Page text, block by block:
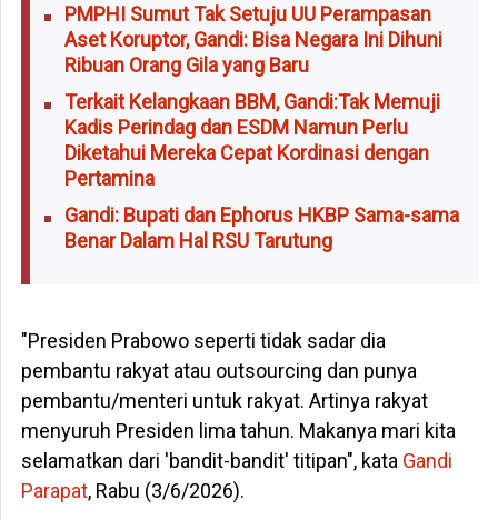
PMPHI Sumut Tak Setuju UU Perampasan
Aset Koruptor, Gandi: Bisa Negara Ini Dihuni
Ribuan Orang Gila yang Baru
Terkait Kelangkaan BBM, Gandi:Tak Memuji
Kadis Perindag dan ESDM Namun Perlu
Diketahui Mereka Cepat Kordinasi dengan
Pertamina
Gandi: Bupati dan Ephorus HKBP Sama-sama
Benar Dalam Hal RSU Tarutung
"Presiden Prabowo seperti tidak sadar dia
pembantu rakyat atau outsourcing dan punya
pembantu/menteri untuk rakyat. Artinya rakyat
menyuruh Presiden lima tahun. Makanya mari kita
selamatkan dari 'bandit-bandit' titipan", kata Gandi
Parapat, Rabu (3/6/2026).